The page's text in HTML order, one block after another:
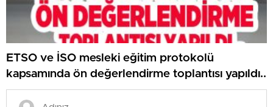
ETSO ve İSO mesleki eğitim protokolü
kapsamında ön değerlendirme toplantısı yapıldı..